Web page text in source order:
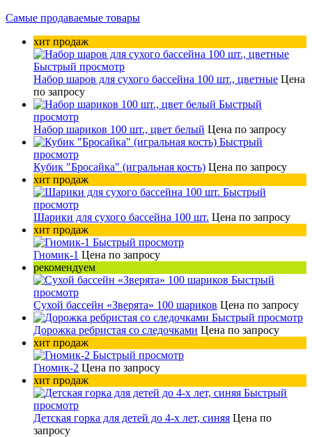
Самые продаваемые товары
хит продаж
Быстрый просмотр
Набор шаров для сухого бассейна 100 шт., цветные Цена
по запросу
Быстрый
просмотр
Набор шариков 100 шт., цвет белый Цена по запросу
Быстрый
просмотр
Кубик "Бросайка" (игральная кость) Цена по запросу
хит продаж
Быстрый
просмотр
Шарики для сухого бассейна 100 шт. Цена по запросу
хит продаж
Быстрый просмотр
Гномик-1 Цена по запросу
рекомендуем
Быстрый
просмотр
Сухой бассейн «Зверята» 100 шариков Цена по запросу
Быстрый просмотр
Дорожка ребристая со следочками Цена по запросу
хит продаж
Быстрый просмотр
Гномик-2 Цена по запросу
хит продаж
Быстрый
просмотр
Детская горка для детей до 4-х лет, синяя Цена по
запросу